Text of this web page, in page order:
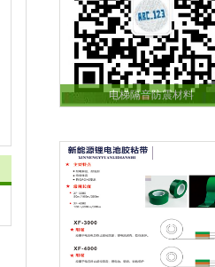
电梯隔音防震材料